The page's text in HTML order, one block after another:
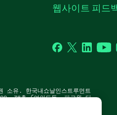
웹사이트 피드
Facebook
Twitter
소유. 한국내쇼날인스트루먼트
36층 (여의도동, 파크원 타